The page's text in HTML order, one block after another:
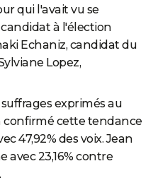
qui l'avait vu se
à l'élection
Echaniz, candidat du
Lopez,
suffrages exprimés au
confirmé cette tendance
47,92% des voix. Jean
avec 23,16% contre